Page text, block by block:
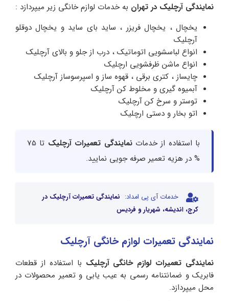
نمایندگی آرچلیک در تهران به خدمات لوازم خانگی زیر میپردازد :
یخچال ، یخچال فریزر ، ساید بای ساید و یخچال دوقلو
آرچلیک
انواع لباسشویی اتوماتیک ، درب از جلو و بالای آرچلیک
انواع ماشن ظرفشویی ارچلیک
چایساز ، کتری برقی ، قهوه ساز و اسپرسوساز آرچلیک
آبمیوه گیری و مخلوط کن آرچلیک
توستر و سرخ کن آرچلیک
اتو بخار و دستی ارچلیک
با استفاده از خدماتنمایندگی تعمیرات آرچلیک
تا 75
% در هزیه تعمیر صرفه جویی نمایید.
خدمات آی پی امداد: نمایندگی تعمیرات آرچلیک در
کرج، اندیشه، شهریار و فردیس
نمایندگی تعمیرات لوازم خانگی آرچلیک
نمایندگی تعمیرات لوازم خانگی آرچلیک با استفاده از قطعات
فابریک و ضمانتنامه رسمی به عیب یابی و تعمیر محصولات در
محل میپردازد.